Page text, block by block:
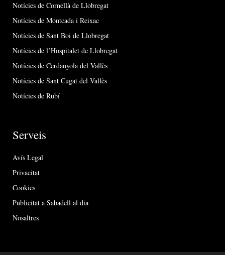
Notícies de Cornellà de Llobregat
Notícies de Montcada i Reixac
Notícies de Sant Boi de Llobregat
Notícies de l’Hospitalet de Llobregat
Notícies de Cerdanyola del Vallès
Notícies de Sant Cugat del Vallès
Notícies de Rubí
Serveis
Avís Legal
Privacitat
Cookies
Publicitat a Sabadell al dia
Nosaltres